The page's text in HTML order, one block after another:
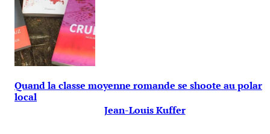
Quand la classe moyenne romande se shoote au polar
local
Jean-Louis Kuffer